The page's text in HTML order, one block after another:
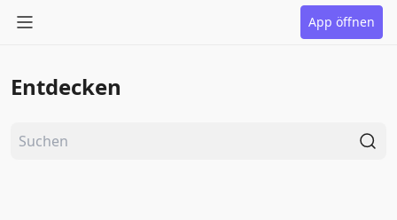
App öffnen
Entdecken